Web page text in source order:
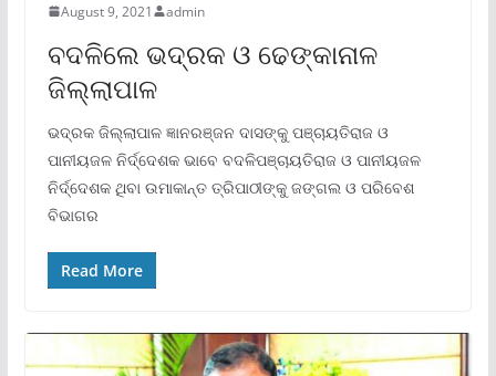
August 9, 2021 admin
ବଦଳିଲେ ଭଦ୍ରକ ଓ ଢେଙ୍କାନାଳ
ଜିଲ୍ଲାପାଳ
ଭଦ୍ରକ ଜିଲ୍ଲାପାଳ ଜ୍ଞାନରଞ୍ଜନ ଦାସଙ୍କୁ ପଞ୍ଚାୟତିରାଜ ଓ
ପାନୀୟଜଳ ନିର୍ଦ୍ଦେଶକ ଭାବେ ବଦଳିପଞ୍ଚାୟତିରାଜ ଓ ପାନୀୟଜଳ
ନିର୍ଦ୍ଦେଶକ ଥିବା ଉମାକାନ୍ତ ତ୍ରିପାଠୀଙ୍କୁ ଜଙ୍ଗଲ ଓ ପରିବେଶ
ବିଭାଗର
Read More